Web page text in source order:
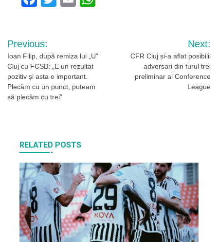
Navigare
în
articole
Previous:
Ioan Filip, după remiza lui „U”
Cluj cu FCSB: „E un rezultat
pozitiv și asta e important.
Plecăm cu un punct, puteam
să plecăm cu trei”
Next:
CFR Cluj și-a aflat posibilii
adversari din turul trei
preliminar al Conference
League
RELATED POSTS